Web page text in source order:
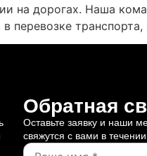
на дорогах. Наша
перевозке
Обратная
Оставьте заявку и наши
свяжутся с вами в